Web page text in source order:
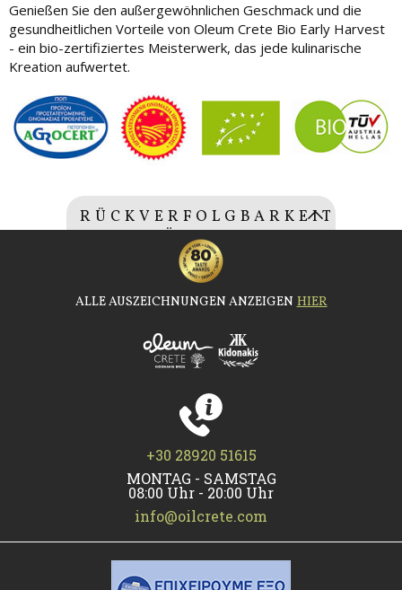
Genießen Sie den außergewöhnlichen Geschmack und die
gesundheitlichen Vorteile von Oleum Crete Bio Early Harvest
- ein bio-zertifiziertes Meisterwerk, das jede kulinarische
Kreation aufwertet.
RÜCKVERFOLGBARKEIT
OLIVENÖL
Chargennummer: (0407022013)
ALLE AUSZEICHNUNGEN ANZEIGEN HIER
+30 28920 51615
MONTAG - SAMSTAG
08:00 Uhr - 20:00 Uhr
info@oilcrete.com